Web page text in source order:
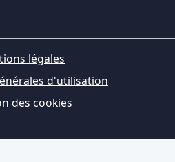
légales
d'utilisation
des cookies